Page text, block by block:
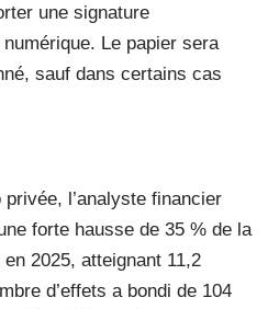
une signature
Le papier sera
sauf dans certains cas
privée, l’analyste financier
forte hausse de 35 % de la
2025, atteignant 11,2
d’effets a bondi de 104